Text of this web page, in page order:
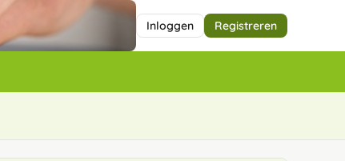
Inloggen Registreren